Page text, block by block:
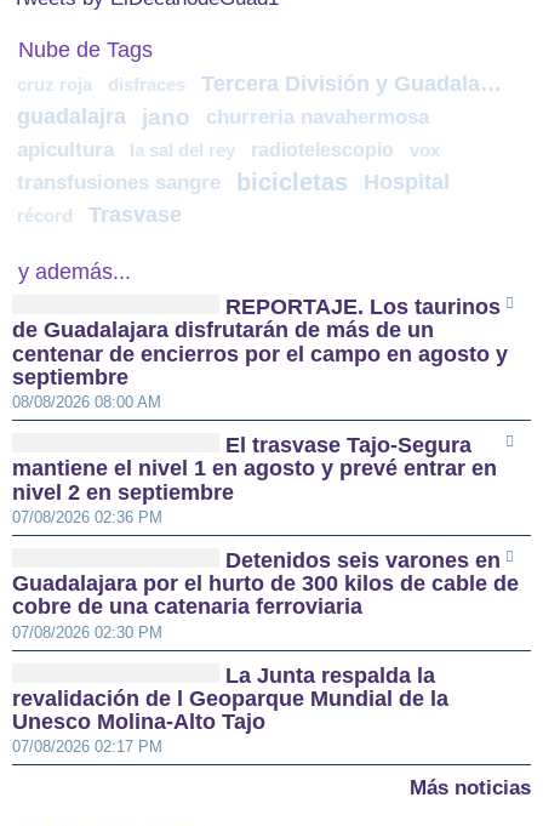
Nube de Tags
cruz roja disfraces
Tercera División y Guadalajara
guadalajra
jano
churreria navahermosa
apicultura
la sal del rey radiotelescopio vox
transfusiones sangre bicicletas Hospital
récord Trasvase
y además...
REPORTAJE. Los taurinos
de Guadalajara disfrutarán de más de un
centenar de encierros por el campo en agosto y
septiembre
08/08/2026 08:00 AM
El trasvase Tajo-Segura
mantiene el nivel 1 en agosto y prevé entrar en
nivel 2 en septiembre
07/08/2026 02:36 PM
Detenidos seis varones en
Guadalajara por el hurto de 300 kilos de cable de
cobre de una catenaria ferroviaria
07/08/2026 02:30 PM
La Junta respalda la
revalidación de l Geoparque Mundial de la
Unesco Molina-Alto Tajo
07/08/2026 02:17 PM
Más noticias